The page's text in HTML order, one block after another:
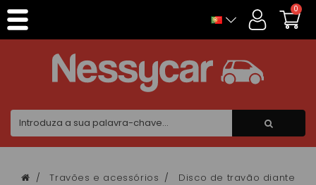
0
Travões e acessórios Disco de travão dianteiro
Painel de Gerenciamento de Cookies